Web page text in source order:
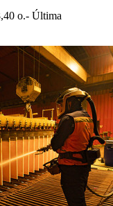
o.- Última